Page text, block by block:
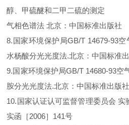
醇、甲硫醚和二甲二硫的测定
气相色谱法 北京：中国标准出版社
8.国家环境保护局GB/T 14679-93空
水杨酸分光光度法.北京：中国标准
9.国家环境保护局GB/T 14680-93空
胺分光光度法.北京：中国标准出版社
10.国家认证认可监督管理委员会 实
实函［2006］ 141号